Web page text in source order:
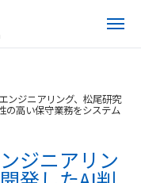
ンジニアリング、松尾研究
の高い保守業務をシステム
ジニアリン